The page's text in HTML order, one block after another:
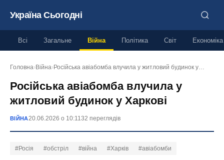
Україна Сьогодні
Всі Загальне Війна Політика Світ Економіка
Головна› Війна› Російська авіабомба влучила у житловий будинок у…
Російська авіабомба влучила у
житловий будинок у Харкові
ВІЙНА20.06.2026 о 10:1132 переглядів
#Росія #обстріл #війна #Харків #авіабомби